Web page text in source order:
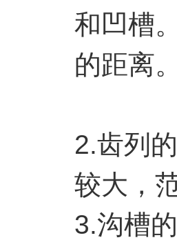
和凹槽
的距离
2.齿列
较大，
3.沟槽